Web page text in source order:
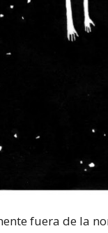
fuera de la